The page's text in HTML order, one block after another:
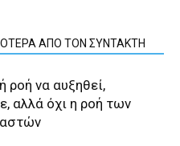
ΑΠΟ ΤΟΝ ΣΥΝΤΑΚΤΗ
ροή να αυξηθεί,
αλλά όχι η ροή των